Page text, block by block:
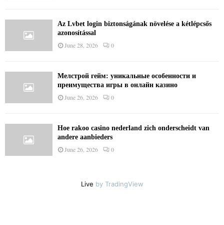
Az Lvbet login biztonságának növelése a kétlépcsős
azonosítással
June 28, 2026 0
Мелстрой гейм: уникальные особенности и
преимущества игры в онлайн казино
June 26, 2026 0
Hoe rakoo casino nederland zich onderscheidt van
andere aanbieders
June 26, 2026 0
Live by TradingView